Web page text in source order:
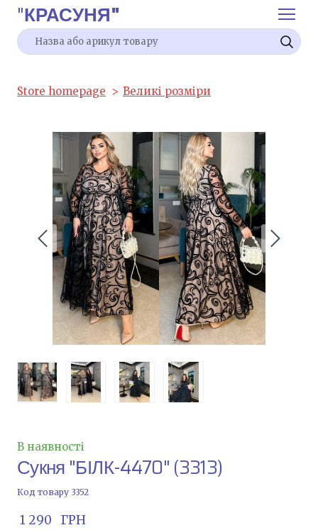
"КРАСУНЯ"
Store homepage Великі розміри
В наявності
Сукня "БІЛК-4470"(3313)
Код товару 3352
1 290   ГРН